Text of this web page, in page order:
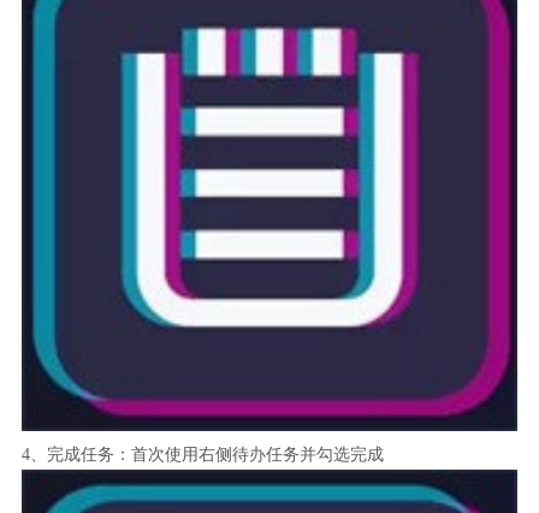
4、完成任务：首次使用右侧待办任务并勾选完成